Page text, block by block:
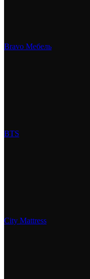
Bravo Мебель
BTS
City Mattress